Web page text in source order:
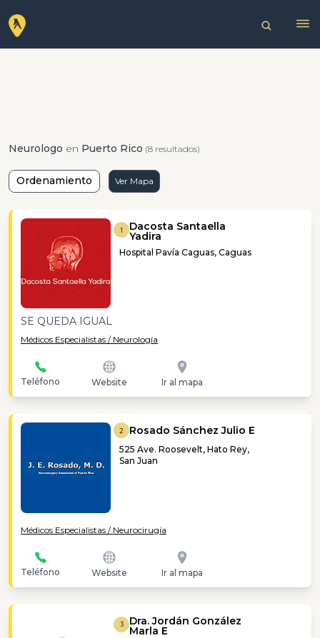
Neurologo en Puerto Rico (8 resultados)
Ordenamiento Ver Mapa
1 Dacosta Santaella
Yadira
Hospital Pavía Caguas, Caguas
SE QUEDA IGUAL
Médicos Especialistas / Neurología
Teléfono Website Ir al mapa
2 Rosado Sánchez Julio E
525 Ave. Roosevelt, Hato Rey,
San Juan
Médicos Especialistas / Neurocirugía
Teléfono Website Ir al mapa
3 Dra. Jordán González
Marla E